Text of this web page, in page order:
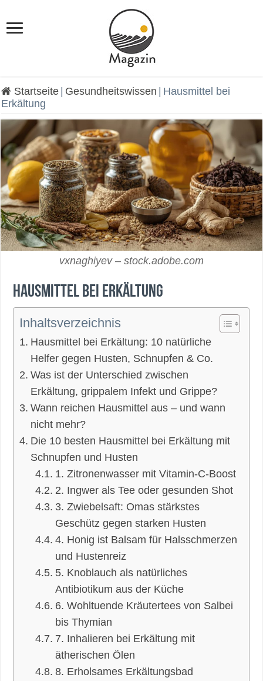
Startseite Gesundheitswissen
Hausmittel bei
Erkältung
vxnaghiyev – stock.adobe.com
Hausmittel bei Erkältung
Inhaltsverzeichnis
Hausmittel bei Erkältung: 10 natürliche
Helfer gegen Husten, Schnupfen & Co.
Was ist der Unterschied zwischen
Erkältung, grippalem Infekt und Grippe?
Wann reichen Hausmittel aus – und wann
nicht mehr?
Die 10 besten Hausmittel bei Erkältung mit
Schnupfen und Husten
1. Zitronenwasser mit Vitamin-C-Boost
2. Ingwer als Tee oder gesunden Shot
3. Zwiebelsaft: Omas stärkstes
Geschütz gegen starken Husten
4. Honig ist Balsam für Halsschmerzen
und Hustenreiz
5. Knoblauch als natürliches
Antibiotikum aus der Küche
6. Wohltuende Kräutertees von Salbei
bis Thymian
7. Inhalieren bei Erkältung mit
ätherischen Ölen
8. Erholsames Erkältungsbad